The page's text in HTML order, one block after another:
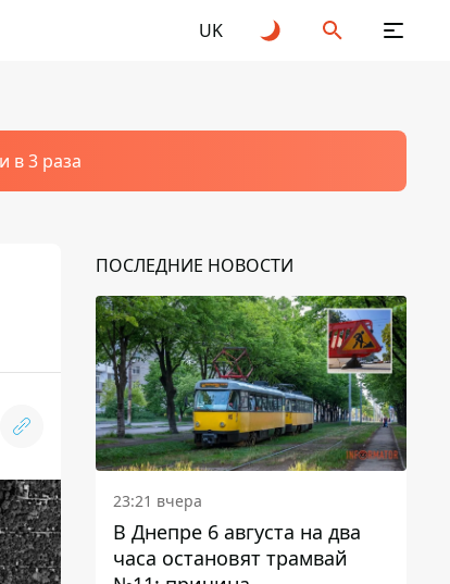
UK
в 3 раза
ПОСЛЕДНИЕ НОВОСТИ
23:21 вчера
В Днепре 6 августа на два
часа остановят трамвай